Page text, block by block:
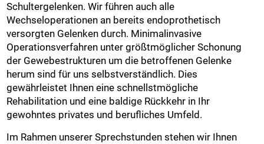
Schultergelenken. Wir führen auch alle
Wechseloperationen an bereits endoprothetisch
versorgten Gelenken durch. Minimalinvasive
Operationsverfahren unter größtmöglicher Schonung
der Gewebestrukturen um die betroffenen Gelenke
herum sind für uns selbstverständlich. Dies
gewährleistet Ihnen eine schnellstmögliche
Rehabilitation und eine baldige Rückkehr in Ihr
gewohntes privates und berufliches Umfeld.
Im Rahmen unserer Sprechstunden stehen wir Ihnen